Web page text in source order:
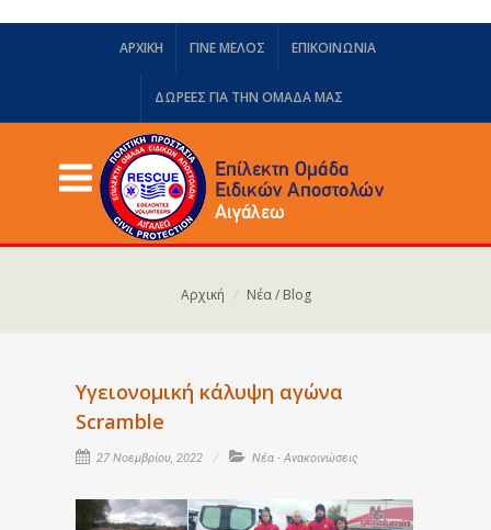
ΑΡΧΙΚΗ ΓΙΝΕ ΜΕΛΟΣ ΕΠΙΚΟΙΝΩΝΙΑ
ΔΩΡΕΈΣ ΓΙΑ ΤΗΝ ΟΜΆΔΑ ΜΑΣ
Αρχική Νέα / Blog
Υγειονομική κάλυψη αγώνα
Scramble
27 Νοεμβρίου, 2022 Νέα - Ανακοινώσεις